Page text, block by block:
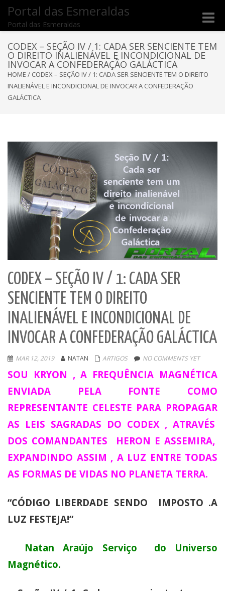
Portal das Esmeraldas
Portal das Esmeraldas
Toggle
CODEX – SEÇÃO IV / 1: CADA SER SENCIENTE TEM
O DIREITO INALIENÁVEL E INCONDICIONAL DE
INVOCAR A CONFEDERAÇÃO GALÁCTICA
HOME / CODEX – SEÇÃO IV / 1: CADA SER SENCIENTE TEM O DIREITO
INALIENÁVEL E INCONDICIONAL DE INVOCAR A CONFEDERAÇÃO
GALÁCTICA
CODEX – SEÇÃO IV / 1: CADA SER
SENCIENTE TEM O DIREITO
INALIENÁVEL E INCONDICIONAL DE
INVOCAR A CONFEDERAÇÃO GALÁCTICA
MAR 12, 2019 NATAN ARTIGOS NO COMMENTS YET
SOU KRYON , A FREQUÊNCIA MAGNÉTICA
ENVIADA PELA FONTE COMO
REPRESENTANTE CELESTE PARA PROPAGAR
AS LEIS SAGRADAS DO CODEX , ATRAVÉS
DOS COMANDANTES HERON E ASSEMIRA,
EXPANDINDO ASSIM , A LUZ ENTRE TODAS
AS FORMAS DE VIDAS NO PLANETA TERRA.
“CÓDIGO LIBERDADE SENDO IMPOSTO .A
LUZ FESTEJA!”
Natan Araújo Serviço do Universo
Magnético.